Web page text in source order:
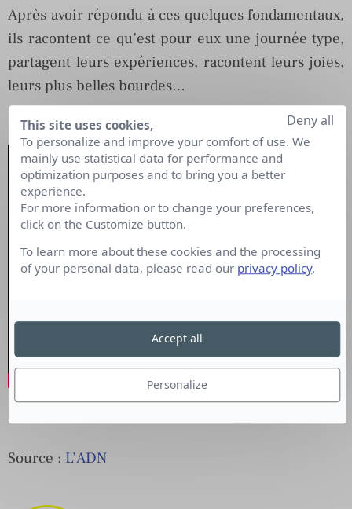
Après avoir répondu à ces quelques fondamentaux,
ils racontent ce qu’est pour eux une journée type,
partagent leurs expériences, racontent leurs joies,
leurs plus belles bourdes…
Source : L’ADN
This site uses cookies,
To personalize and improve your comfort of use. We
mainly use statistical data for performance and
optimization purposes and to bring you a better
experience.
For more information or to change your preferences,
click on the Customize button.
To learn more about these cookies and the processing
of your personal data, please read our privacy policy.
Personalize
Deny all
Accept all